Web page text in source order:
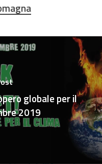
globale per il
2019